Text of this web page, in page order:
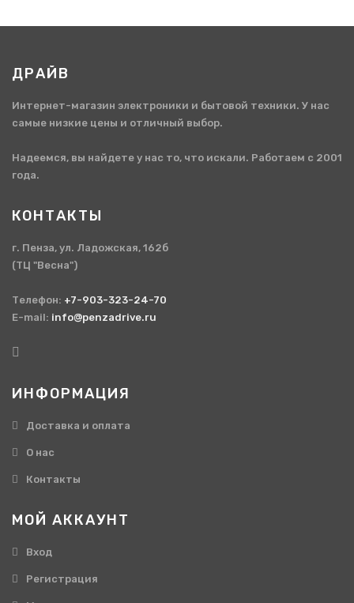
ДРАЙВ
Интернет-магазин электроники и бытовой техники. У нас
самые низкие цены и отличный выбор.
Надеемся, вы найдете у нас то, что искали. Работаем с 2001
года.
КОНТАКТЫ
г. Пенза, ул. Ладожская, 162б
(ТЦ "Весна")
Телефон: +7-903-323-24-70
E-mail: info@penzadrive.ru
ИНФОРМАЦИЯ
Доставка и оплата
О нас
Контакты
МОЙ АККАУНТ
Вход
Регистрация